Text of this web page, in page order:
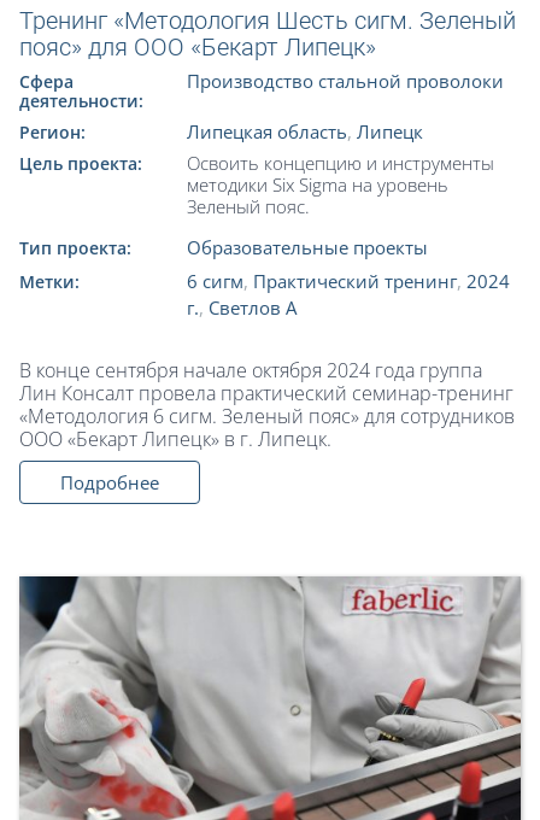
Тренинг «Методология Шесть сигм. Зеленый
пояс» для ООО «Бекарт Липецк»
Сфера
деятельности:
Производство стальной проволоки
Регион: Липецкая область, Липецк
Цель проекта:
Освоить концепцию и инструменты
методики Six Sigma на уровень
Зеленый пояс.
Тип проекта: Образовательные проекты
Метки: 6 сигм, Практический тренинг, 2024
г., Светлов А
В конце сентября начале октября 2024 года группа
Лин Консалт провела практический семинар-тренинг
«Методология 6 сигм. Зеленый пояс» для сотрудников
ООО «Бекарт Липецк» в г. Липецк.
Подробнее